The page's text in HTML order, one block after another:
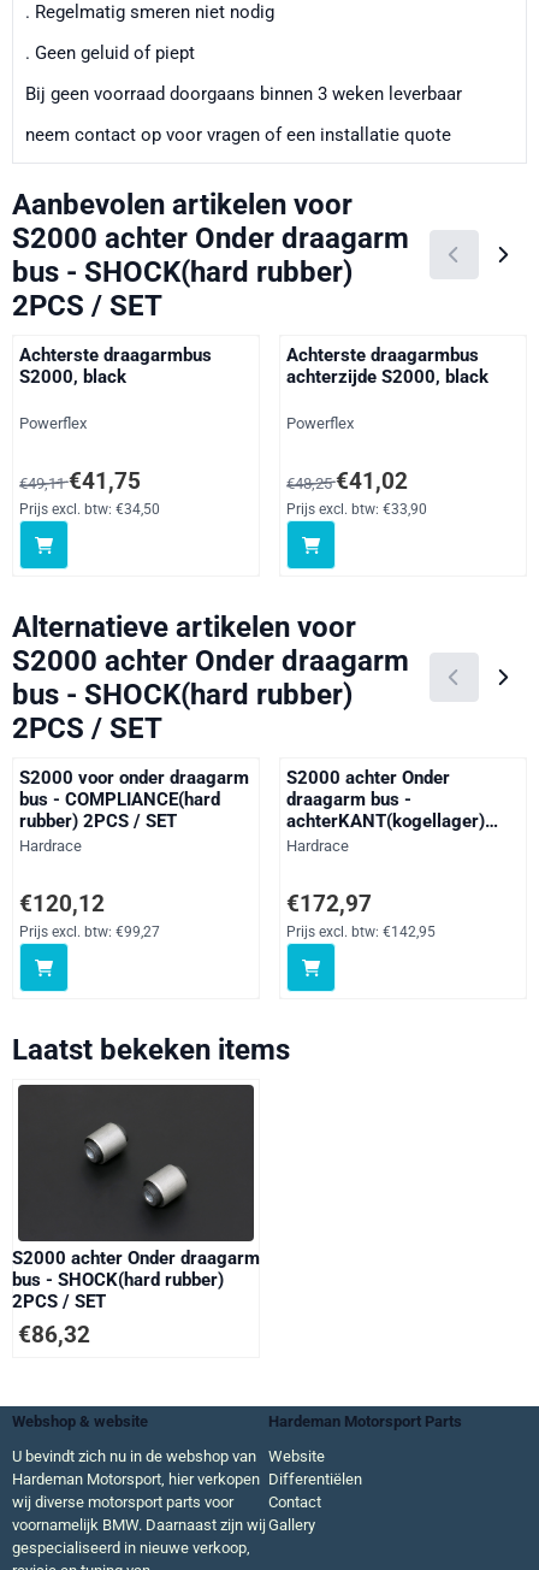
. Regelmatig smeren niet nodig
. Geen geluid of piept
Bij geen voorraad doorgaans binnen 3 weken leverbaar
neem contact op voor vragen of een installatie quote
Aanbevolen artikelen voor
S2000 achter Onder draagarm
bus - SHOCK(hard rubber)
2PCS / SET
Achterste draagarmbus
S2000, black
Merk:
Powerflex
Van 49,11 voor 41,75, exclusief btw: 34,50
€49,11€41,75
Prijs excl. btw: €34,50
Achterste draagarmbus
achterzijde S2000, black
Merk:
Powerflex
Van 48,25 voor 41,02, exclusief
€48,25€41,02
Prijs excl. btw: €33,90
Alternatieve artikelen voor
S2000 achter Onder draagarm
bus - SHOCK(hard rubber)
2PCS / SET
S2000 voor onder draagarm
bus - COMPLIANCE(hard
rubber) 2PCS / SET
Merk:
Hardrace
Prijs: 120,12, exclusief btw: 99,27
€120,12
Prijs excl. btw: €99,27
S2000 achter Onder
draagarm bus -
achterKANT(kogellager)
2PCS / SET
Merk:
Hardrace
Prijs: 172,97, exclusief btw:
€172,97
Prijs excl. btw: €142,95
Laatst bekeken items
S2000 achter Onder draagarm
bus - SHOCK(hard rubber)
2PCS / SET
€86,32
Webshop & website
Hardeman Motorsport Parts
U bevindt zich nu in de webshop van
Hardeman Motorsport, hier verkopen
wij diverse motorsport parts voor
voornamelijk BMW. Daarnaast zijn wij
gespecialiseerd in nieuwe verkoop,
Website
Differentiëlen
Contact
Gallery